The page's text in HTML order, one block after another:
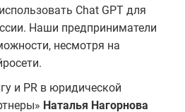
Chat GPT для
Наши предприниматели
несмотря на
и PR в юридической
Наталья Нагорнова